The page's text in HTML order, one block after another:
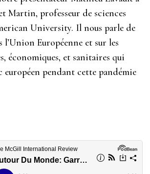
Martin, professeur de sciences
University. Il nous parle de
Européenne et sur les
économiques, et sanitaires qui
européen pendant cette pandémie